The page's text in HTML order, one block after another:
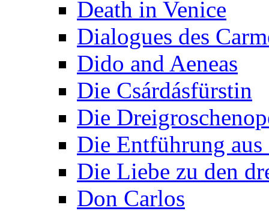
Death in Venice
Dialogues des
Dido and Aeneas
Die Csárdásfürstin
Die
Die Entführung aus
Die Liebe zu den
Don Carlos